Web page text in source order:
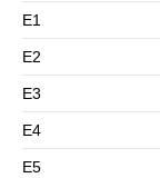
E1
E2
E3
E4
E5